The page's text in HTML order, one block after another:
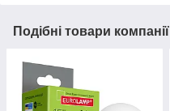
Подібні товари компанії